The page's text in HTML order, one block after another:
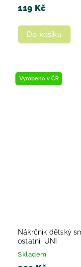
119 Kč
Do košíku
Vyrobeno v ČR
Nákrčník dětský
ostatní: UNI
Skladem